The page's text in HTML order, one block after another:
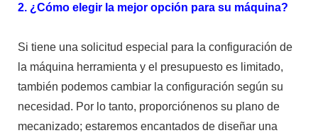
2. ¿Cómo elegir la mejor opción para su máquina?
Si tiene una solicitud especial para la configuración de
la máquina herramienta y el presupuesto es limitado,
también podemos cambiar la configuración según su
necesidad. Por lo tanto, proporciónenos su plano de
mecanizado; estaremos encantados de diseñar una